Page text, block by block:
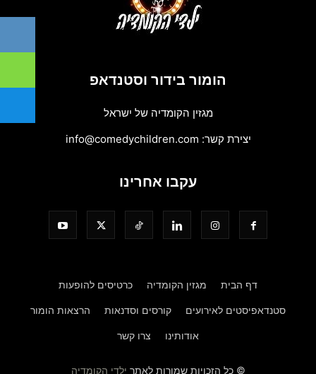
הומור בידור וסטנדאפ
מגזין הקומדיה של ישראל
יצירת קשר: info@comedychildren.com
עקבו אחרינו
דף הבית מגזין הקומדיה כרטיסים להופעות
סטנדאפיסטים לאירועים קורסים וסדנאות הרצאות הומור
אודותינו צרו קשר
© כל הזכויות שמורות לאתר ילדי הקומדיה